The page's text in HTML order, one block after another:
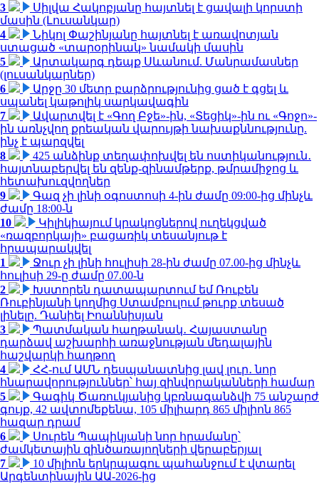
3
Սիլվա Հակոբյանը հայտնել է ցավալի կորստի
մասին (Լուսանկար)
4
Նիկոլ Փաշինյանը հայտնել է առավոտյան
ստացած «տարօրինակ» նամակի մասին
5
Արտակարգ դեպք Սևանում. Մանրամասներ
(լուսանկարներ)
6
Արջը 30 մետր բարձրությունից ցած է գցել և
սպանել կաթոլիկ սարկավագին
7
Ավարտվել է «Գող Բջե»-ին, «Տեցիկ»-ին ու «Գոջո»-
ին առնչվող քրեական վարույթի նախաքննությունը.
ինչ է պարզվել
8
425 անձինք տեղափոխվել են ոստիկանություն․
հայտնաբերվել են զենք-զինամթերք, թմրամիջոց և
հետախուզվողներ
9
Գազ չի լինի օգոստոսի 4-ին ժամը 09:00-ից մինչև
ժամը 18:00-ն
10
Կիլիկիայում կրակոցներով ուղեկցված
«ռազբորկայի» բացառիկ տեսանյութ է
հրապարակվել
1
Ջուր չի լինի հուլիսի 28-ին ժամը 07.00-ից մինչև
հուլիսի 29-ը ժամը 07.00-ն
2
Խստորեն դատապարտում եմ Ռուբեն
Ռուբինյանի կողմից Ստամբուլում թուրք տեսած
լինելը. Դանիել Իոաննիսյան
3
Պատմական հաղթանակ․ Հայաստանը
դարձավ աշխարհի առաջնության մեդալային
հաշվարկի հաղթող
4
ՀՀ-ում ԱՄՆ դեսպանատնից լավ լուր․ նոր
հնարավորություններ՝ հայ զինվորականների համար
5
Գագիկ Ծառուկյանից կբռնագանձվի 75 անշարժ
գույք, 42 ավտոմեքենա, 105 միլիարդ 865 միլիոն 865
հազար դրամ
6
Սուրեն Պապիկյանի նոր հրամանը՝
ժամկետային զինծառայողների վերաբերյալ
7
10 միլիոն երկրպագու պահանջում է վտարել
Արգենտինային ԱԱ-2026-ից